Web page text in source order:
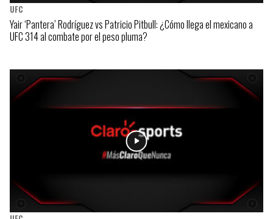
UFC
Yair ‘Pantera’ Rodríguez vs Patricio Pitbull: ¿Cómo llega el mexicano a
UFC 314 al combate por el peso pluma?